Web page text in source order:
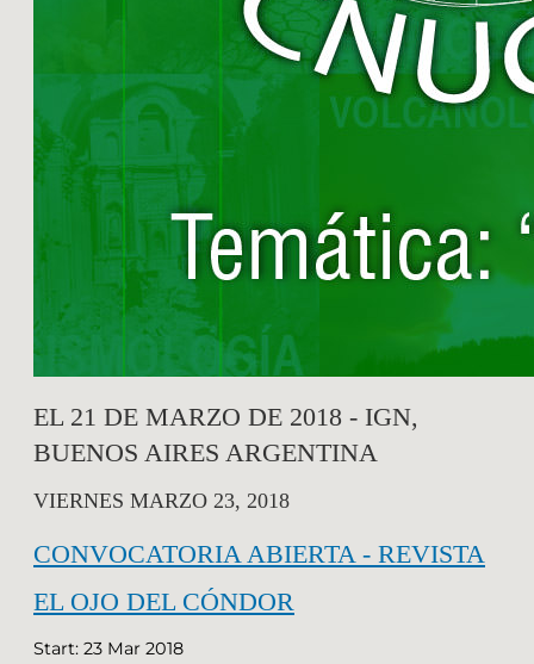
EL 21 DE MARZO DE 2018 - IGN,
BUENOS AIRES ARGENTINA
VIERNES MARZO 23, 2018
CONVOCATORIA ABIERTA - REVISTA
EL OJO DEL CÓNDOR
Start: 23 Mar 2018